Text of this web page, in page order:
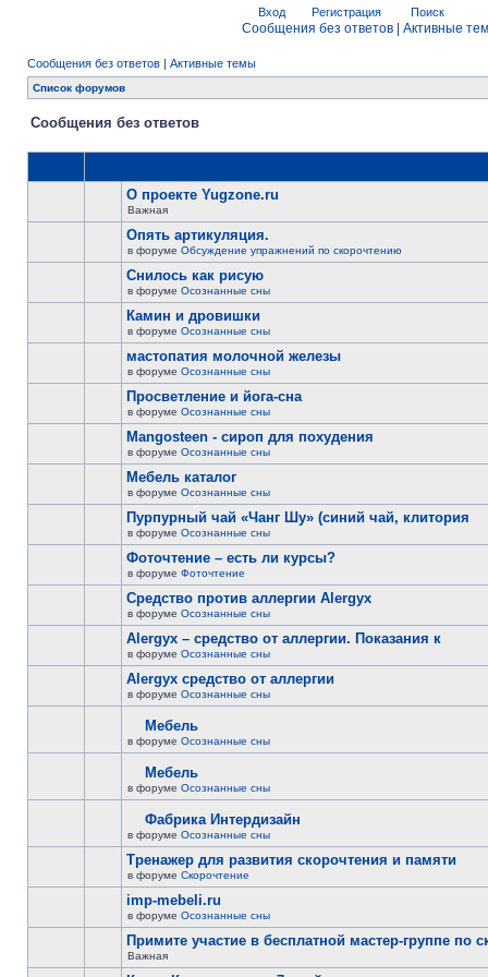
Вход Регистрация Поиск
Сообщения без ответов Активные
Сообщения без ответов | Активные темы
Список форумов
Сообщения без ответов
О проекте Yugzone.ru
Важная
Опять артикуляция.
в форуме Обсуждение упражнений по скорочтению
Снилось как рисую
в форуме Осознанные сны
Камин и дровишки
в форуме Осознанные сны
мастопатия молочной железы
в форуме Осознанные сны
Просветление и йога-сна
в форуме Осознанные сны
Mangosteen - сироп для похудения
в форуме Осознанные сны
Мебель каталог
в форуме Осознанные сны
Пурпурный чай «Чанг Шу» (синий чай, клитория
в форуме Осознанные сны
Фоточтение – есть ли курсы?
в форуме Фоточтение
Cредство против аллергии Alergyx
в форуме Осознанные сны
Alergyx – средство от аллергии. Показания к
в форуме Осознанные сны
Alergyx средство от аллергии
в форуме Осознанные сны
Мебель
в форуме Осознанные сны
Мебель
в форуме Осознанные сны
Фабрика Интердизайн
в форуме Осознанные сны
Тренажер для развития скорочтения и памяти
в форуме Скорочтение
imp-mebeli.ru
в форуме Осознанные сны
Примите участие в бесплатной мастер-группе по
Важная